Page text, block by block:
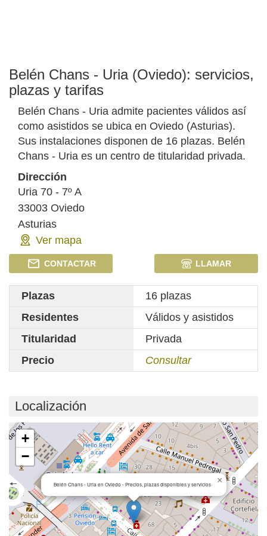
Belén Chans - Uria (Oviedo): servicios,
plazas y tarifas
Belén Chans - Uria admite pacientes válidos así
como asistidos se ubica en Oviedo (Asturias).
Sus instalaciones disponen de 16 plazas. Belén
Chans - Uria es un centro de titularidad privada.
Dirección
Uria 70 - 7º A
33003 Oviedo
Asturias
Ver mapa
CONTACTAR LLAMAR
Plazas
16 plazas
Residentes
Válidos y asistidos
Titularidad
Privada
Precio
Consultar
Localización
Cargando mapa...
Belén Chans - Uria en Oviedo - Precios, plazas disponibles y servicios ×
+
−